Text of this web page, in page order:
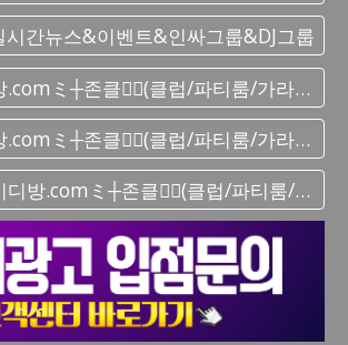
시간 뉴스&이벤트&인싸그룹&DJ그룹
┼ミ존클서울방.comミ┼존클❤️‍🔥(클럽/파티룸/가라오케) - 단톡방
┼ミ존클부산방.comミ┼존클❤️‍🔥(클럽/파티룸/가라오케) - 단톡방
┼ミ존클올레이디방.comミ┼존클❤️‍🔥(클럽/파티룸/가라오케) - 단톡방